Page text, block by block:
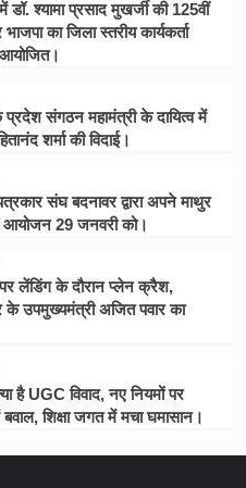
डॉ. श्यामा प्रसाद मुखर्जी की 125वीं
का जिला स्तरीय कार्यकर्ता
प्रदेश संगठन महामंत्री के दायित्व में
शर्मा की विदाई।
संघ बदनावर द्वारा अपने माथुर
आयोजन 29 जनवरी को।
पर लेंडिंग के दौरान प्लेन क्रैश,
के उपमुख्यमंत्री अजित पवार का
है UGC विवाद, नए नियमों पर
शिक्षा जगत में मचा घमासान।